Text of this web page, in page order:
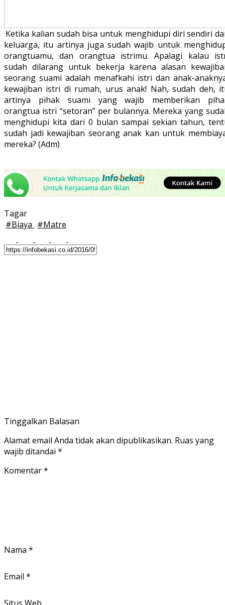
Ketika kalian sudah bisa untuk menghidupi diri sendiri
keluarga, itu artinya juga sudah wajib untuk
orangtuamu, dan orangtua istrimu. Apalagi kalau
sudah dilarang untuk bekerja karena alasan
seorang suami adalah menafkahi istri dan anak-
kewajiban istri di rumah, urus anak! Nah, sudah deh,
artinya pihak suami yang wajib memberikan
orangtua istri “setoran” per bulannya. Mereka yang
menghidupi kita dari 0 bulan sampai sekian tahun,
sudah jadi kewajiban seorang anak kan untuk
mereka? (Adm)
Tagar
#Biaya #Matre
Tinggalkan Balasan
Alamat email Anda tidak akan dipublikasikan. Ruas yang
wajib ditandai *
Komentar*
Nama *
Email *